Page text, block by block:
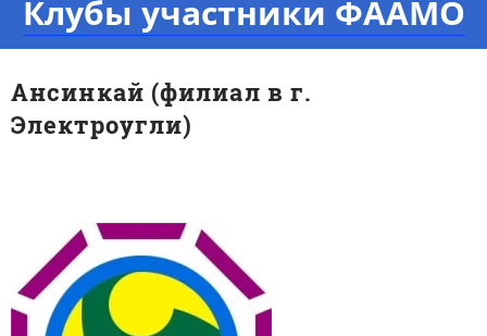
Клубы​ участники ФААМО
Ансинкай (филиал в г.
Электроугли)